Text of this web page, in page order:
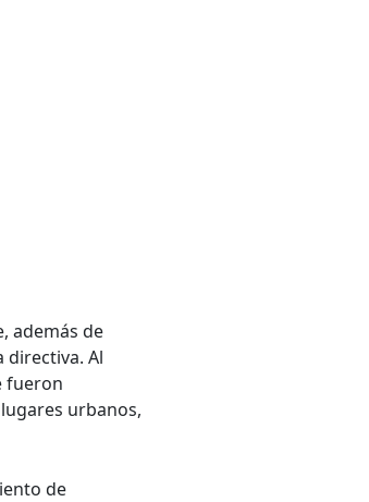
además de
directiva. Al
fueron
urbanos,
de